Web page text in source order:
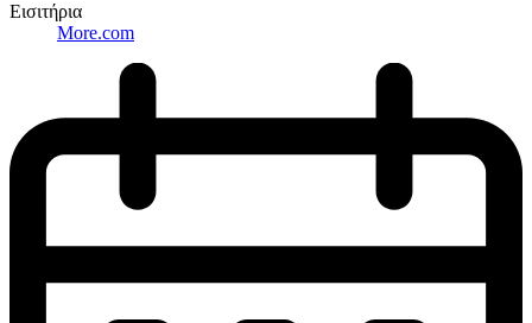
Εισιτήρια
More.com